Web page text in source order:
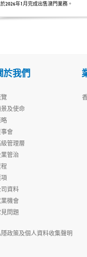
於2026年1月完成出售澳門業務。
於我們
景及使命
會
管理層
管治
程
司資料
機會
見問題
隱政策及個人資料收集聲明